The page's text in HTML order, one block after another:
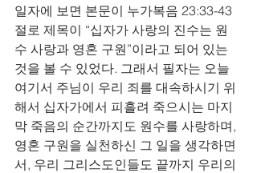
일자에 보면 본문이 누가복음 23:33-43
절로 제목이 “십자가 사랑의 진수는 원
수 사랑과 영혼 구원”이라고 되어 있는
것을 볼 수 있었다. 그래서 필자는 오늘
여기서 주님이 우리 죄를 대속하시기 위
해서 십자가에서 피흘려 죽으시는 마지
막 죽음의 순간까지도 원수를 사랑하며,
영혼 구원을 실천하신 그 일을 생각하면
서, 우리 그리스도인들도 끝까지 우리의